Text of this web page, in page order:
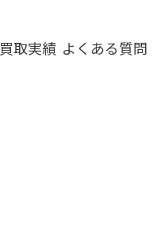
買取実績 よくある質問